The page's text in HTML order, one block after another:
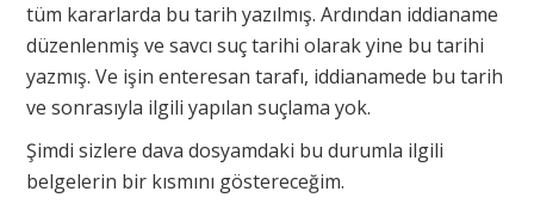
tüm kararlarda bu tarih yazılmış. Ardından iddianame
düzenlenmiş ve savcı suç tarihi olarak yine bu tarihi
yazmış. Ve işin enteresan tarafı, iddianamede bu tarih
ve sonrasıyla ilgili yapılan suçlama yok.
Şimdi sizlere dava dosyamdaki bu durumla ilgili
belgelerin bir kısmını göstereceğim.